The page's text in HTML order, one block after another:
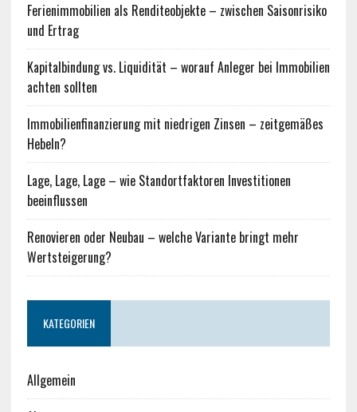
Ferienimmobilien als Renditeobjekte – zwischen Saisonrisiko
und Ertrag
Kapitalbindung vs. Liquidität – worauf Anleger bei Immobilien
achten sollten
Immobilienfinanzierung mit niedrigen Zinsen – zeitgemäßes
Hebeln?
Lage, Lage, Lage – wie Standortfaktoren Investitionen
beeinflussen
Renovieren oder Neubau – welche Variante bringt mehr
Wertsteigerung?
KATEGORIEN
Allgemein